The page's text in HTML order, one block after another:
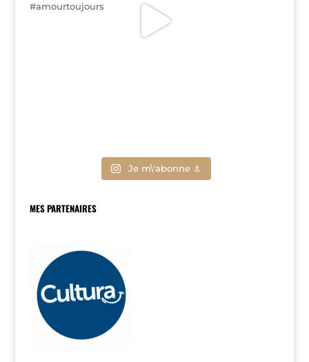
Je m\'abonne ⚓
MES PARTENAIRES